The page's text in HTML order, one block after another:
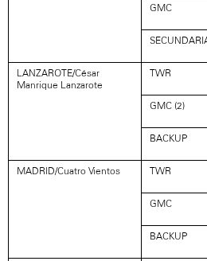
GMC
LANZAROTE/César
Manrique Lanzarote
TWR
GMC (2)
BACKUP
MADRID/Cuatro Vientos
TWR
GMC
BACKUP